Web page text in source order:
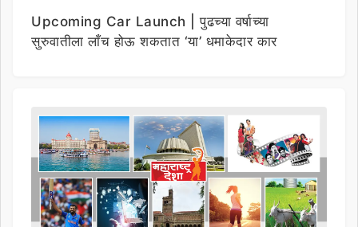
Upcoming Car Launch | पुढच्या वर्षाच्या
सुरुवातीला लाँच होऊ शकतात ‘या’ धमाकेदार कार